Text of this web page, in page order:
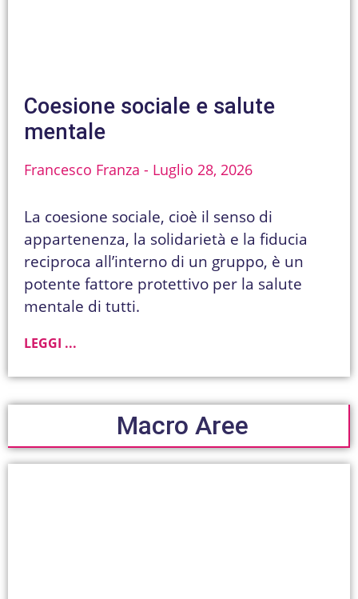
Coesione sociale e salute
mentale
Francesco Franza Luglio 28, 2026
La coesione sociale, cioè il senso di
appartenenza, la solidarietà e la fiducia
reciproca all’interno di un gruppo, è un
potente fattore protettivo per la salute
mentale di tutti.
LEGGI ...
Macro Aree